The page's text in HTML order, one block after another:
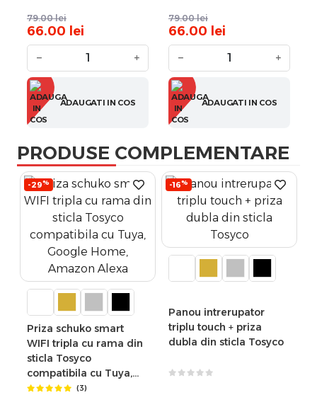
79.00 lei
66.00 lei
− +
ADAUGATI IN COS
79.00 lei
66.00 lei
− +
ADAUGATI IN COS
PRODUSE COMPLEMENTARE
-29%
Priza schuko smart
WIFI tripla cu rama din
sticla Tosyco
compatibila cu Tuya,
Google Home, Amazon
(3)
-16%
Panou intrerupator
triplu touch + priza
dubla din sticla Tosyco